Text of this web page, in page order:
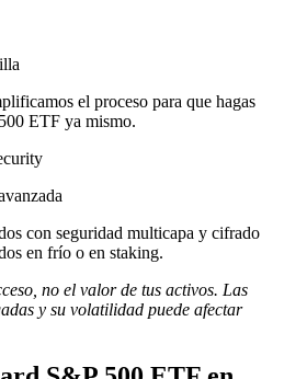
el proceso para que hagas
ETF ya mismo.
con seguridad multicapa y cifrado
en frío o en staking.
no el valor de tus activos. Las
y su volatilidad puede afectar